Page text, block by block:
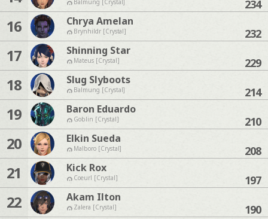
Balmung [Crystal] 234
16 Chrya Amelan
Brynhildr [Crystal] 232
17 Shinning Star
Mateus [Crystal] 229
18 Slug Slyboots
Balmung [Crystal] 214
19 Baron Eduardo
Goblin [Crystal] 210
20 Elkin Sueda
Malboro [Crystal] 208
21 Kick Rox
Coeurl [Crystal] 197
22 Akam Ilton
Zalera [Crystal] 190